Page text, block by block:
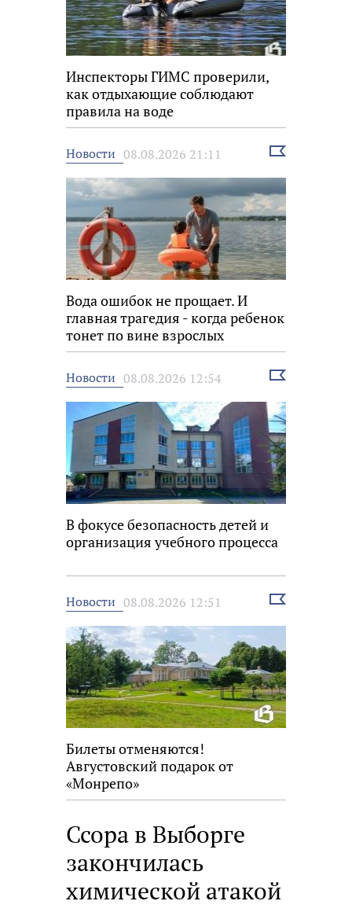
Инспекторы ГИМС проверили,
как отдыхающие соблюдают
правила на воде
Новости 08.08.2026 21:11
Выбрать
Вода ошибок не прощает. И
главная трагедия - когда ребенок
тонет по вине взрослых
Новости 08.08.2026 12:54
Выбрать
В фокусе безопасность детей и
организация учебного процесса
Новости 08.08.2026 12:51
Выбрать
Билеты отменяются!
Августовский подарок от
«Монрепо»
Ссора в Выборге
закончилась
химической атакой